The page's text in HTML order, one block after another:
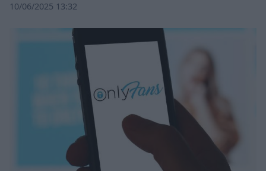
10/06/2025 13:32